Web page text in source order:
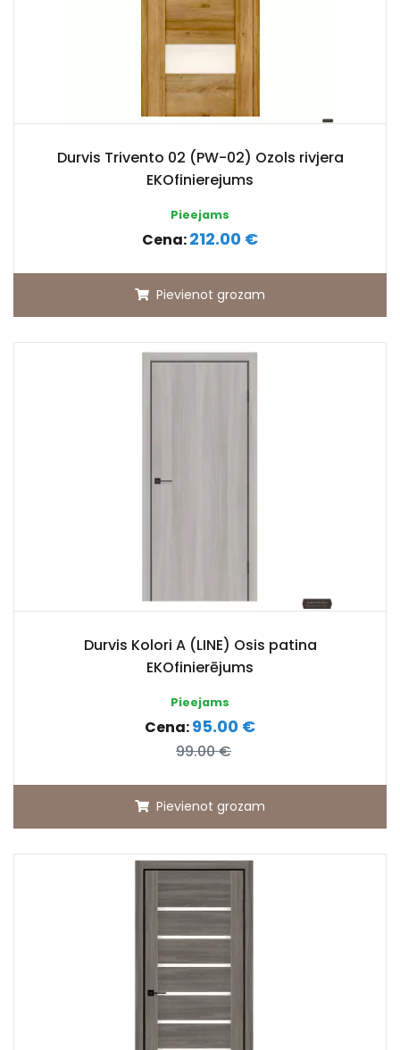
Durvis Trivento 02 (PW-02) Ozols rivjera
EKOfinierejums
Pieejams
Cena:212.00 €
Pievienot grozam
Durvis Kolori A (LINE) Osis patina
EKOfinierējums
Pieejams
Cena:95.00 €
99.00 €
Pievienot grozam